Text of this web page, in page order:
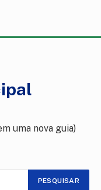
uma nova guia)